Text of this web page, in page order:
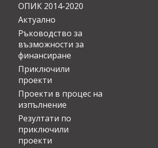
ОПИК 2014-2020
Актуално
Ръководство за
възможности за
финансиране
Приключили
проекти
Проекти в процес на
изпълнение
Резултати по
приключили
проекти